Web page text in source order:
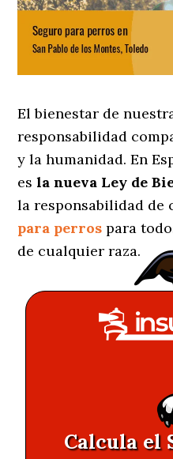
El bienestar de
responsabilidad
y la humanidad. En
esla nueva Ley de
la responsabilidad de
para perros para
de cualquier raza.
Calcula el